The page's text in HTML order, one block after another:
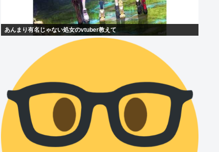
あんまり有名じゃない処女のvtuber教えて